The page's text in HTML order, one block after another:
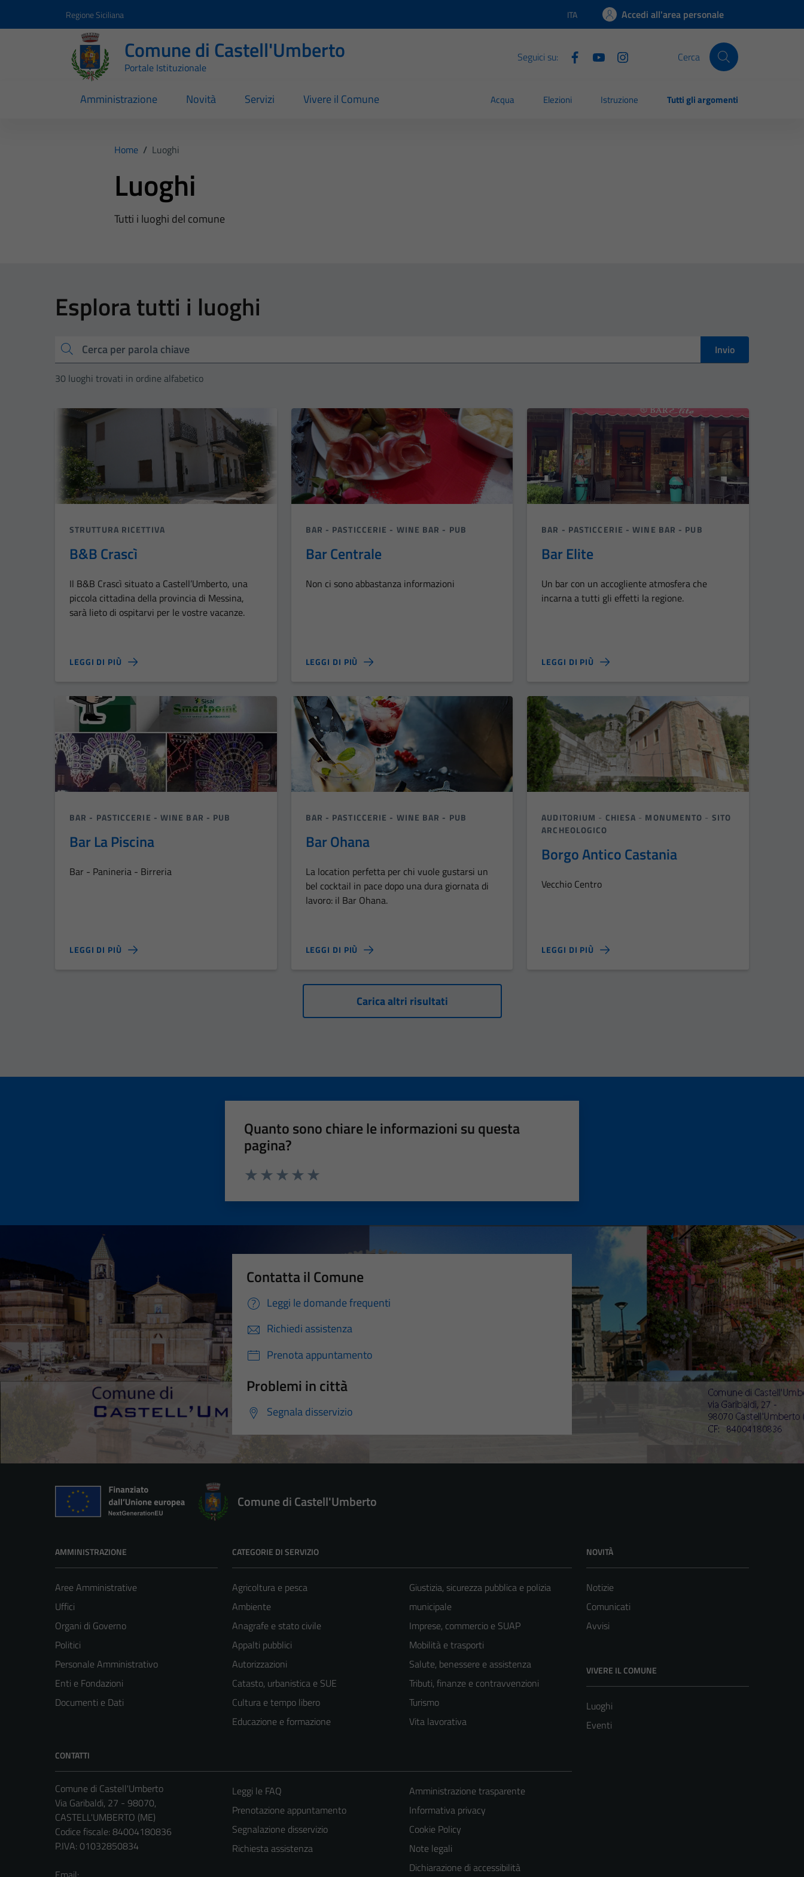
Regione Siciliana Lingua attiva:
ITA Accedi all'area personale
Comune di Castell'Umberto
Portale Istituzionale
Seguici su: Cerca
Amministrazione Novità Servizi Vivere il Comune Acqua Elezioni Istruzione Tutti gli argomenti
Home / Luoghi
Luoghi
Tutti i luoghi del comune
Esplora tutti i luoghi
Cerca
Invio
30 luoghi trovati in ordine alfabetico
STRUTTURA RICETTIVA
B&B Crascì
Il B&B Crascì situato a Castell’Umberto, una
piccola cittadina della provincia di Messina,
sarà lieto di ospitarvi per le vostre vacanze.
LEGGI DI PIÙ
BAR - PASTICCERIE - WINE BAR - PUB
Bar Centrale
Non ci sono abbastanza informazioni
LEGGI DI PIÙ
BAR - PASTICCERIE - WINE BAR - PUB
Bar Elite
Un bar con un accogliente atmosfera che
incarna a tutti gli effetti la regione.
LEGGI DI PIÙ
BAR - PASTICCERIE - WINE BAR - PUB
Bar La Piscina
Bar - Panineria - Birreria
LEGGI DI PIÙ
BAR - PASTICCERIE - WINE BAR - PUB
Bar Ohana
La location perfetta per chi vuole gustarsi un
bel cocktail in pace dopo una dura giornata di
lavoro: il Bar Ohana.
LEGGI DI PIÙ
AUDITORIUM - CHIESA - MONUMENTO - SITO
ARCHEOLOGICO
Borgo Antico Castania
Vecchio Centro
LEGGI DI PIÙ
Carica altri risultati
Quanto sono chiare le informazioni su questa
pagina?
Contatta il Comune
Leggi le domande frequenti
Richiedi assistenza
Prenota appuntamento
Problemi in città
Segnala disservizio
Comune di Castell'Umberto
AMMINISTRAZIONE
Aree Amministrative
Uffici
Organi di Governo
Politici
Personale Amministrativo
Enti e Fondazioni
Documenti e Dati
CATEGORIE DI SERVIZIO
Agricoltura e pesca
Ambiente
Anagrafe e stato civile
Appalti pubblici
Autorizzazioni
Catasto, urbanistica e SUE
Cultura e tempo libero
Educazione e formazione
Giustizia, sicurezza pubblica e polizia
municipale
Imprese, commercio e SUAP
Mobilità e trasporti
Salute, benessere e assistenza
Tributi, finanze e contravvenzioni
Turismo
Vita lavorativa
NOVITÀ
Notizie
Comunicati
Avvisi
VIVERE IL COMUNE
Luoghi
Eventi
CONTATTI
Comune di Castell'Umberto
Via Garibaldi, 27 - 98070,
CASTELL'UMBERTO (ME)
Codice fiscale: 84004180836
P.IVA: 01032850834
Leggi le FAQ
Prenotazione appuntamento
Segnalazione disservizio
Richiesta assistenza
Amministrazione trasparente
Informativa privacy
Cookie Policy
Note legali
Dichiarazione di accessibilità